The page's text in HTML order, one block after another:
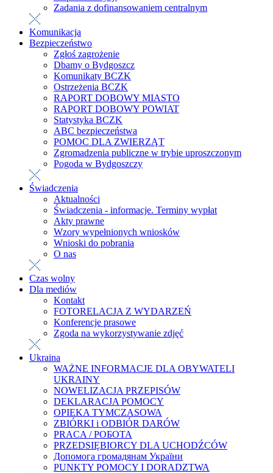
Zadania z dofinansowaniem centralnym
Komunikacja
Bezpieczeństwo
Zgłoś zagrożenie
Dbamy o Bydgoszcz
Komunikaty BCZK
Ostrzeżenia BCZK
RAPORT DOBOWY MIASTO
RAPORT DOBOWY POWIAT
Statystyka BCZK
ABC bezpieczeństwa
POMOC DLA ZWIERZĄT
Zgromadzenia publiczne w trybie uproszczonym
Pogoda w Bydgoszczy
Świadczenia
Aktualności
Świadczenia - informacje. Terminy wypłat
Akty prawne
Wzory wypełnionych wniosków
Wnioski do pobrania
O nas
Czas wolny
Dla mediów
Kontakt
FOTORELACJA Z WYDARZEŃ
Konferencje prasowe
Zgoda na wykorzystywanie zdjęć
Ukraina
WAŻNE INFORMACJE DLA OBYWATELI
UKRAINY
NOWELIZACJA PRZEPISÓW
DEKLARACJA POMOCY
OPIEKA TYMCZASOWA
ZBIÓRKI i ODBIÓR DARÓW
PRACA / РОБОТА
PRZEDSIĘBIORCY DLA UCHODŹCÓW
Допомога громадянам України
PUNKTY POMOCY I DORADZTWA